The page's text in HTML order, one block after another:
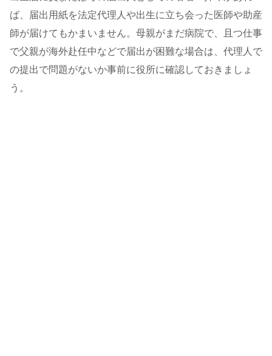
ば、届出用紙を法定代理人や出生に立ち会った医師や助産
師が届けてもかまいません。母親がまだ病院で、且つ仕事
で父親が海外赴任中などで届出が困難な場合は、代理人で
の提出で問題がないか事前に役所に確認しておきましょ
う。